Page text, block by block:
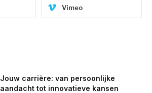
Vimeo
Jouw carrière: van persoonlijke
aandacht tot innovatieve kansen